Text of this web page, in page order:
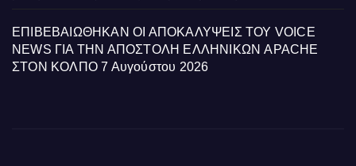
ΕΠΙΒΕΒΑΙΩΘΗΚΑΝ ΟΙ ΑΠΟΚΑΛΥΨΕΙΣ ΤΟΥ VOICE
NEWS ΓΙΑ ΤΗΝ ΑΠΟΣΤΟΛΗ ΕΛΛΗΝΙΚΩΝ APACHE
ΣΤΟΝ ΚΟΛΠΟ 7 Αυγούστου 2026